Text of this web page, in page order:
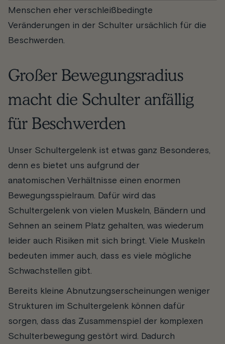
Menschen eher verschleißbedingte
Veränderungen in der Schulter ursächlich für die
Beschwerden.
Großer Bewegungsradius
macht die Schulter anfällig
für Beschwerden
Unser Schultergelenk ist etwas ganz Besonderes,
denn es bietet uns aufgrund der
anatomischen Verhältnisse einen enormen
Bewegungsspielraum. Dafür wird das
Schultergelenk von vielen Muskeln, Bändern und
Sehnen an seinem Platz gehalten, was wiederum
leider auch Risiken mit sich bringt. Viele Muskeln
bedeuten immer auch, dass es viele mögliche
Schwachstellen gibt.
Bereits kleine Abnutzungserscheinungen weniger
Strukturen im Schultergelenk können dafür
sorgen, dass das Zusammenspiel der komplexen
Schulterbewegung gestört wird. Dadurch